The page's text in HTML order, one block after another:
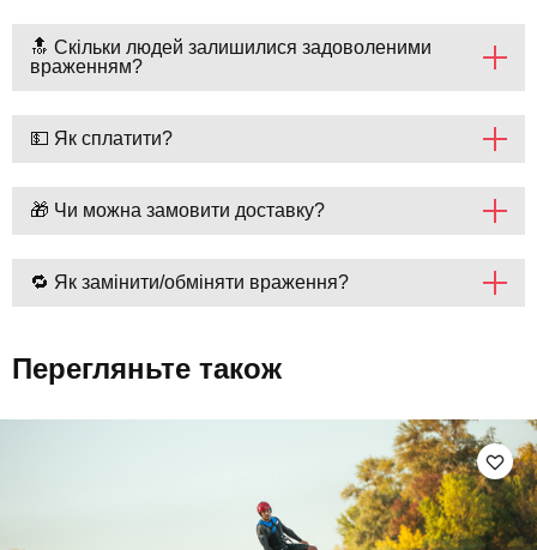
🔝 Скільки людей залишилися задоволеними
враженням?
💵 Як сплатити?
🎁 Чи можна замовити доставку?
🔁 Як замінити/обміняти враження?
Перегляньте також